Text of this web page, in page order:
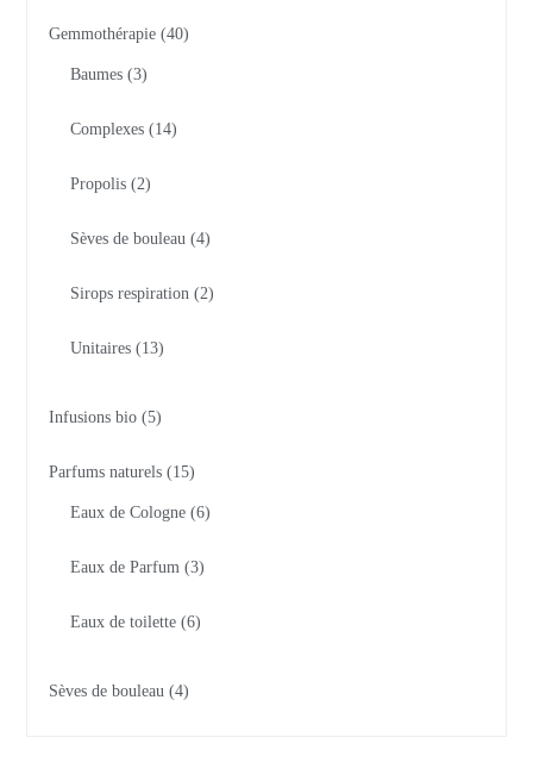
Gemmothérapie 40
Baumes 3
Complexes 14
Propolis 2
Sèves de bouleau 4
Sirops respiration 2
Unitaires 13
Infusions bio 5
Parfums naturels 15
Eaux de Cologne 6
Eaux de Parfum 3
Eaux de toilette 6
Sèves de bouleau 4